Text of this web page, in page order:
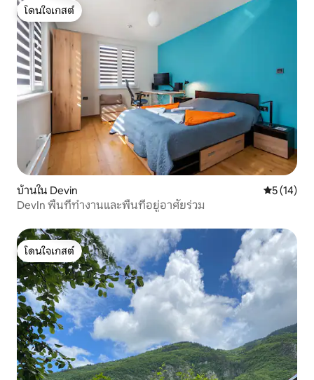
โดนใจเกสต์
โดนใจเกสต์
บ้านใน Devin คะแนนเฉลี่
5 (14)
DevIn พื้นที่ทำงานและพื้นที่อยู่อาศัยร่วม
โดนใจเกสต์
โดนใจเกสต์